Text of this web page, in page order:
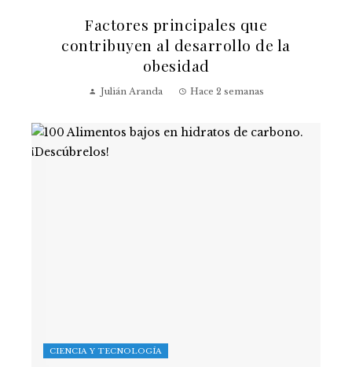
Factores principales que
contribuyen al desarrollo de la
obesidad
Julián Aranda Hace 2 semanas
CIENCIA Y TECNOLOGÍA